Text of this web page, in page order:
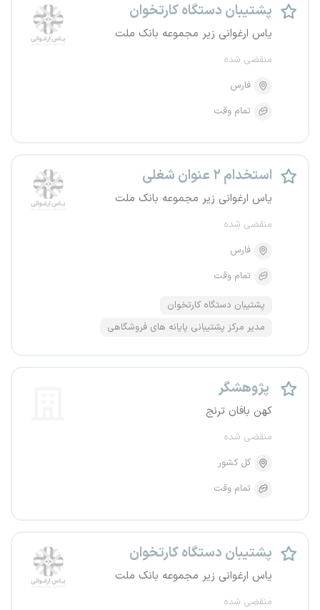
پشتیبان دستگاه کارتخوان
یاس ارغوانی زیر مجموعه بانک ملت
منقضی شده
فارس
تمام وقت
استخدام ۲ عنوان شغلی
یاس ارغوانی زیر مجموعه بانک ملت
منقضی شده
فارس
تمام وقت
پشتیبان دستگاه کارتخوان
مدیر مرکز پشتیبانی پایانه های فروشگاهی
پژوهشگر
کهن بافان ترنج
منقضی شده
کل کشور
تمام وقت
پشتیبان دستگاه کارتخوان
یاس ارغوانی زیر مجموعه بانک ملت
منقضی شده